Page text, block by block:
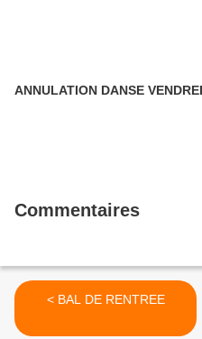
ANNULATION DANSE
Commentaires
< BAL DE RENTREE